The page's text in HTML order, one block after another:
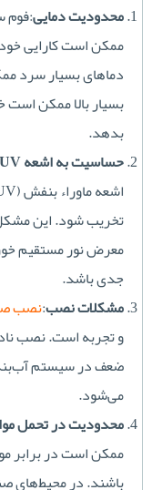
محدودیت دمایی:فوم
ممکن است کارایی
دماهای بسیار سرد
بسیار بالا ممکن
بدهد.
حساسیت به اشعه UV
تخریب شود. این
معرض نور مستقیم
جدی باشد.
مشکلات نصب:نصب
و تجربه است. نصب
ضعف در سیستم
می‌شود.
محدودیت در تحمل
ممکن است در برابر
باشند. در محیط‌های